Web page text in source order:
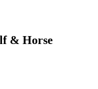
& Horse